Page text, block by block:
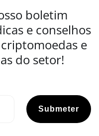
boletim
e conselhos
e
do setor!
Submeter